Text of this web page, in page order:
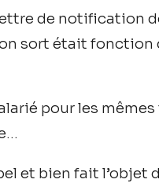
de notification
sort était fonction
pour les
et bien fait l’objet